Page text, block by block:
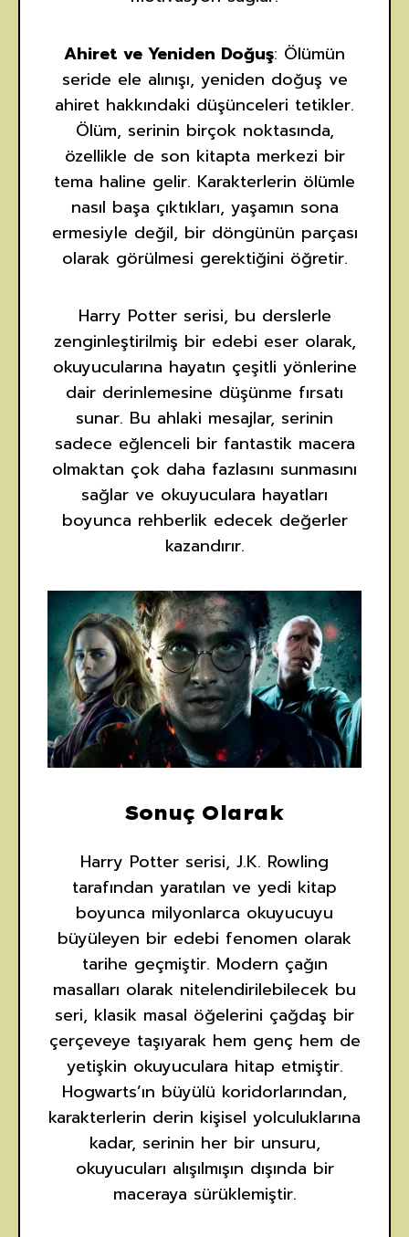
Ahiret ve Yeniden Doğuş: Ölümün
seride ele alınışı, yeniden doğuş ve
ahiret hakkındaki düşünceleri tetikler.
Ölüm, serinin birçok noktasında,
özellikle de son kitapta merkezi bir
tema haline gelir. Karakterlerin ölümle
nasıl başa çıktıkları, yaşamın sona
ermesiyle değil, bir döngünün parçası
olarak görülmesi gerektiğini öğretir.
Harry Potter serisi, bu derslerle
zenginleştirilmiş bir edebi eser olarak,
okuyucularına hayatın çeşitli yönlerine
dair derinlemesine düşünme fırsatı
sunar. Bu ahlaki mesajlar, serinin
sadece eğlenceli bir fantastik macera
olmaktan çok daha fazlasını sunmasını
sağlar ve okuyuculara hayatları
boyunca rehberlik edecek değerler
kazandırır.
Sonuç Olarak
Harry Potter serisi, J.K. Rowling
tarafından yaratılan ve yedi kitap
boyunca milyonlarca okuyucuyu
büyüleyen bir edebi fenomen olarak
tarihe geçmiştir. Modern çağın
masalları olarak nitelendirilebilecek bu
seri, klasik masal öğelerini çağdaş bir
çerçeveye taşıyarak hem genç hem de
yetişkin okuyuculara hitap etmiştir.
Hogwarts’ın büyülü koridorlarından,
karakterlerin derin kişisel yolculuklarına
kadar, serinin her bir unsuru,
okuyucuları alışılmışın dışında bir
maceraya sürüklemiştir.